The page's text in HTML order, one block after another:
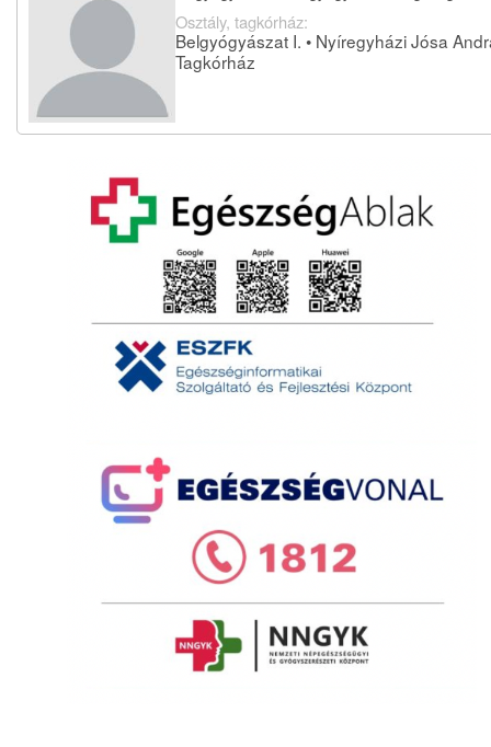
Osztály, tagkórház:
Belgyógyászat I. • Nyíregyházi Jósa
Tagkórház